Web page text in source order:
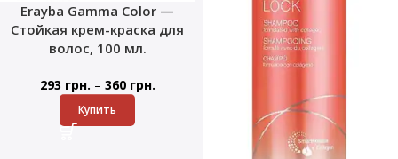
Erayba Gamma Color —
Стойкая крем-краска для
волос, 100 мл.
293 грн. – 360 грн.
Купить